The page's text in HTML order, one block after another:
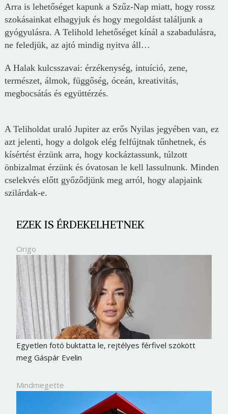
Arra is lehetőséget kapunk a Szűz-Nap miatt, hogy rossz
szokásainkat elhagyjuk és hogy megoldást találjunk a
gyógyulásra. A Telihold lehetőséget kínál a szabadulásra,
ne feledjük, az ajtó mindig nyitva áll…
A Halak kulcsszavai: érzékenység, intuíció, zene,
természet, álmok, függőség, óceán, kreativitás,
megbocsátás és együttérzés.
A Teliholdat uraló Jupiter az erős Nyilas jegyében van, ez
azt jelenti, hogy a dolgok elég felfújtnak tűnhetnek, és
kísértést érzünk arra, hogy kockáztassunk, túlzott
önbizalmat érzünk és óvatosan le kell lassulnunk. Minden
cselekvés előtt győződjünk meg arról, hogy alapjaink
szilárdak-e.
EZEK IS ÉRDEKELHETNEK
Origo
Egyetlen fotó buktatta le, rejtélyes férfivel szökött
meg Gáspár Evelin
Mindmegette